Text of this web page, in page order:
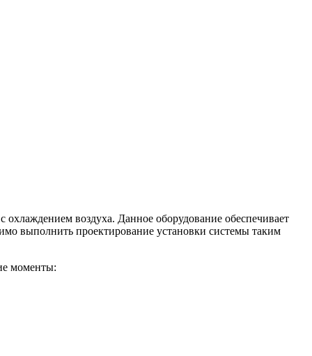
охлаждением воздуха. Данное оборудование обеспечивает
выполнить проектирование установки системы таким
моменты: